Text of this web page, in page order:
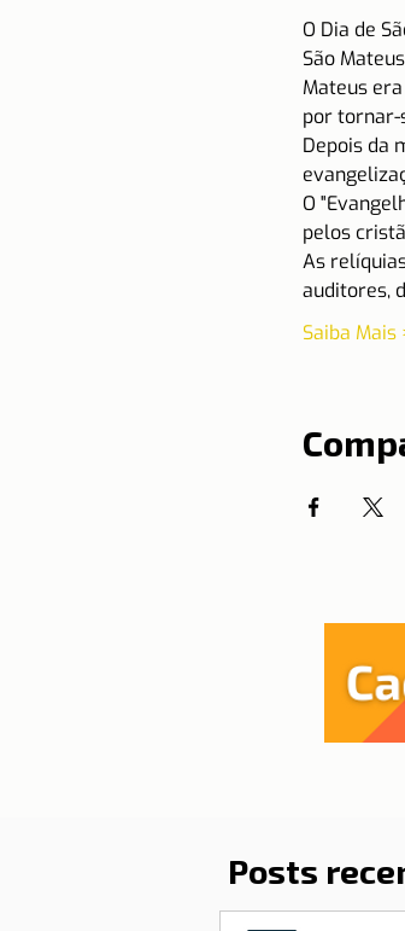
O Dia de
São
Mateus
por tornar-
Depois da
O
pelos
As
auditores,
Saiba Mais
Posts